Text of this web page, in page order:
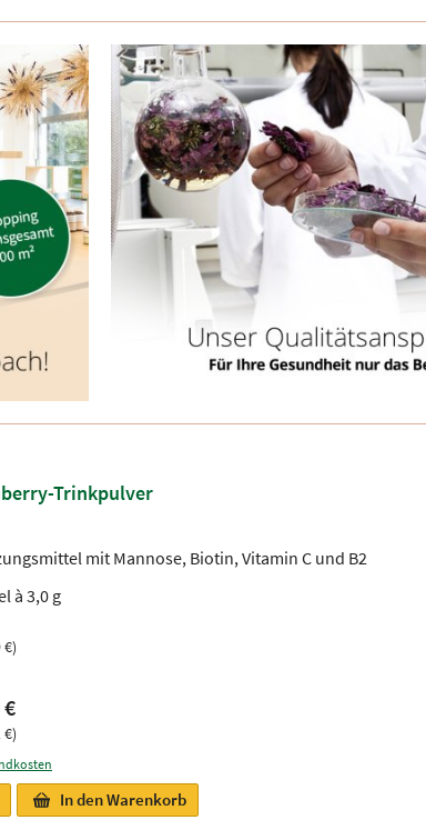
Trinkpulver
mit Mannose, Biotin, Vitamin C und B2
à 3,0 g
€)
€)
In den Warenkorb